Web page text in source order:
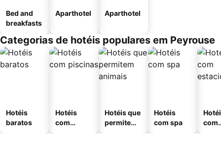
Bed and
breakfasts
Aparthotel Aparthotel
Categorias de hotéis populares em Peyrouse
Hotéis
baratos
Hotéis
com
Hotéis que
permitem
Hotéis
com spa
com